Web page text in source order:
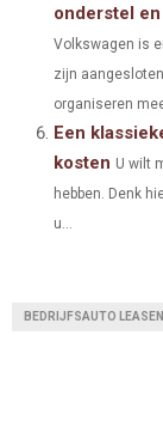
onderstel
Volkswagen is
zijn
organiseren
Een
kosten U wilt
hebben. Denk
u...
BEDRIJFSAUTO LEASEN